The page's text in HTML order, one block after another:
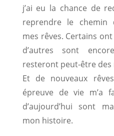
j’ai eu la chance de
reprendre le chemin
mes rêves. Certains
d’autres sont
resteront peut-être
Et de nouveaux
épreuve de vie m’a
d’aujourd’hui sont
mon histoire.